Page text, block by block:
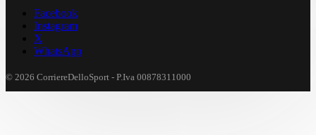
Facebook
Instagram
X
WhatsApp
© 2026 CorriereDelloSport - P.Iva 00878311000